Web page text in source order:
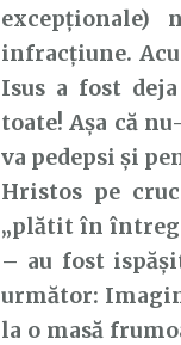
infracțiune.
Isus a fost
toate! Așa că
va pedepsi și
Hristos pe
„plătit în
– au fost
următor:
la o masă